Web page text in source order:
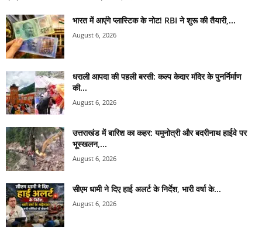
भारत में आएंगे प्लास्टिक के नोट! RBI ने शुरू की तैयारी,...
August 6, 2026
धराली आपदा की पहली बरसी: कल्प केदार मंदिर के पुनर्निर्माण
की...
August 6, 2026
उत्तराखंड में बारिश का कहर: यमुनोत्री और बदरीनाथ हाईवे पर
भूस्खलन,...
August 6, 2026
सीएम धामी ने दिए हाई अलर्ट के निर्देश, भारी वर्षा के...
August 6, 2026